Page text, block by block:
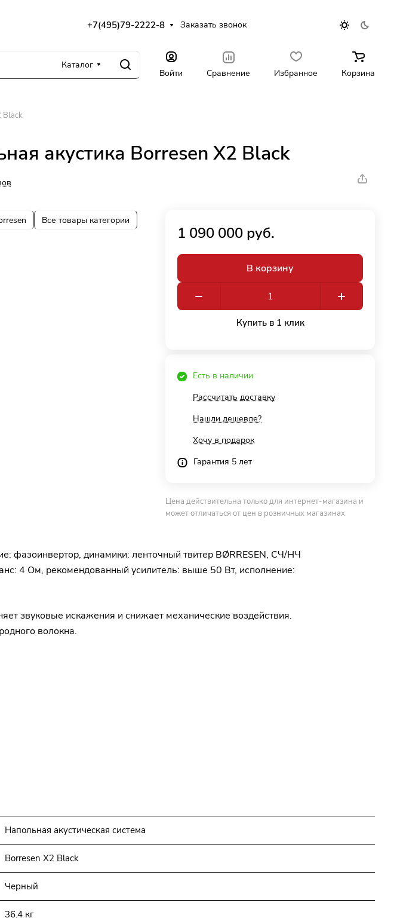
+7(495)79-2222-8 Заказать звонок
Каталог
Войти Сравнение Избранное Корзина
Black
акустика Borresen X2 Black
Все товары категории
1 090 000 руб.
В корзину
Купить в 1 клик
Есть в наличии
Рассчитать доставку
Нашли дешевле?
Хочу в подарок
Гарантия 5 лет
Цена действительна только для интернет-магазина и
может отличаться от цен в розничных магазинах
фазоинвертор, динамики: ленточный твитер BØRRESEN, СЧ/НЧ
4 Ом, рекомендованный усилитель: выше 50 Вт, исполнение:
звуковые искажения и снижает механические воздействия.
волокна.
Напольная акустическая система
Borresen X2 Black
Черный
36.4 кг